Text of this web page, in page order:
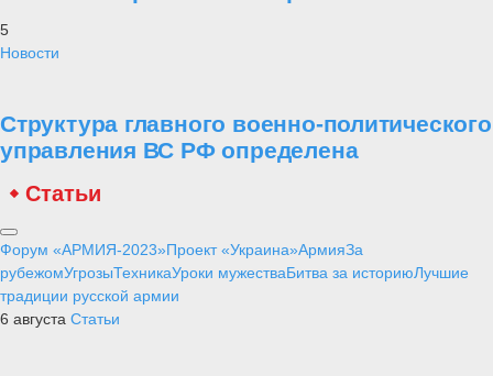
5
Новости
Структура главного военно-политического
управления ВС РФ определена
Статьи
Форум «АРМИЯ-2023»Проект «Украина»АрмияЗа
рубежомУгрозыТехникаУроки мужестваБитва за историюЛучшие
традиции русской армии
6 августа Статьи